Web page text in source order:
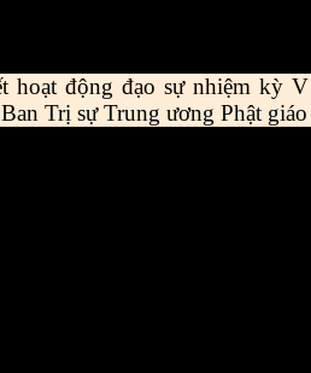
hoạt động đạo sự nhiệm kỳ
Trị sự Trung ương Phật